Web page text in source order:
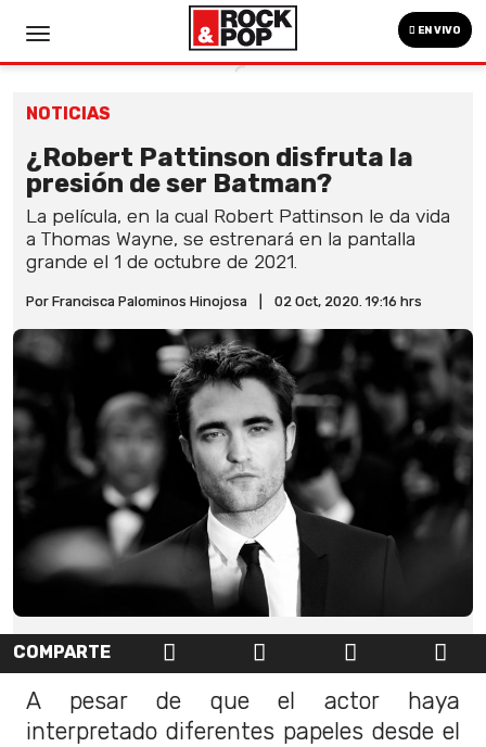
EN VIVO
NOTICIAS
¿Robert Pattinson disfruta la
presión de ser Batman?
La película, en la cual Robert Pattinson le da vida
a Thomas Wayne, se estrenará en la pantalla
grande el 1 de octubre de 2021.
Por Francisca Palominos Hinojosa 02 Oct, 2020. 19:16 hrs
COMPARTE
A pesar de que el actor haya
interpretado diferentes papeles desde el